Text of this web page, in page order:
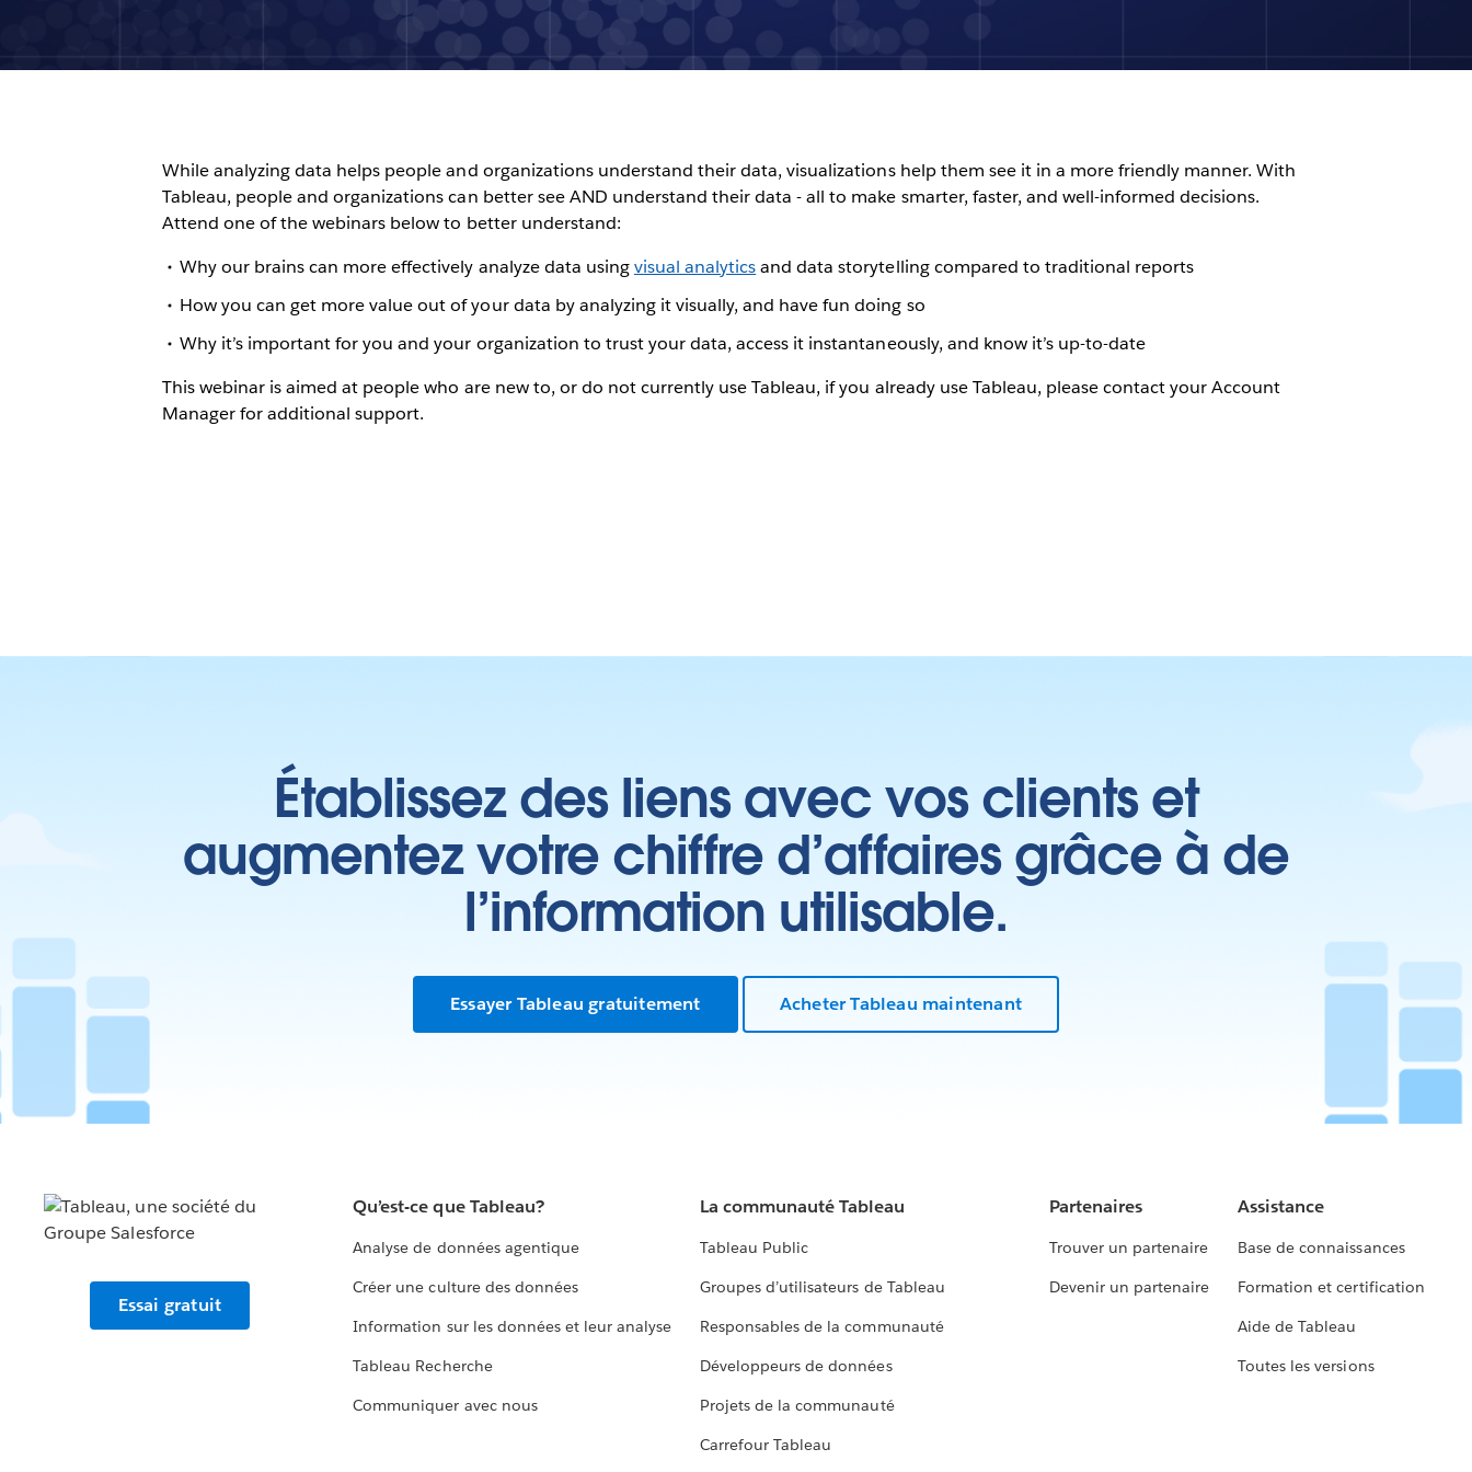
While analyzing data helps people and organizations understand their data, visualizations help them see it in a more friendly manner. With
Tableau, people and organizations can better see AND understand their data - all to make smarter, faster, and well-informed decisions.
Attend one of the webinars below to better understand:
Why our brains can more effectively analyze data usingvisual analyticsand data storytelling compared to traditional reports
How you can get more value out of your data by analyzing it visually, and have fun doing so
Why it’s important for you and your organization to trust your data, access it instantaneously, and know it’s up-to-date
This webinar is aimed at people who are new to, or do not currently use Tableau, if you already use Tableau, please contact your Account
Manager for additional support.
Établissez des liens avec vos clients et
augmentez votre chiffre d’affaires grâce à de
l’information utilisable.
Essayer Tableau gratuitement Acheter Tableau maintenant
Essai gratuit
Qu’est-ce que Tableau?
Analyse de données agentique
Créer une culture des données
Information sur les données et leur analyse
Tableau Recherche
Communiquer avec nous
La communauté Tableau
Tableau Public
Groupes d’utilisateurs de Tableau
Responsables de la communauté
Développeurs de données
Projets de la communauté
Carrefour Tableau
Partenaires
Trouver un partenaire
Devenir un partenaire
Assistance
Base de connaissances
Formation et certification
Aide de Tableau
Toutes les versions